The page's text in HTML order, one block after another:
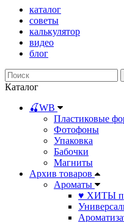
каталог
советы
калькулятор
видео
блог
Каталог
🍒WB
Пластиковые
Фотофоны
Упаковка
Бабочки
Магниты
Архив товаров
Ароматы
♥ ХИТЫ